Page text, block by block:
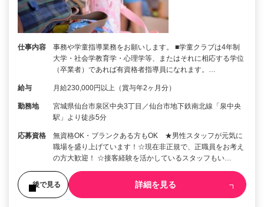
仕事内容
事務や学童指導業務をお願いします。 ■学童クラブは4年制
大学・社会学教育学・心理学等、またはそれに相応する学位
（卒業者）であれば有資格者指導員になれます。…
給与 月給230,000円以上（賞与年2ヶ月分）
勤務地
宮城県仙台市泉区中央3丁目／仙台市地下鉄南北線「泉中央
駅」より徒歩5分
応募資格
無資格OK・ブランクある方もOK ★男性スタッフが元気に
職場を盛り上げています！☆現在非正規で、正職員をお考え
の方大歓迎！ ☆接客経験を活かしているスタッフもい…
後で見る 詳細を見る